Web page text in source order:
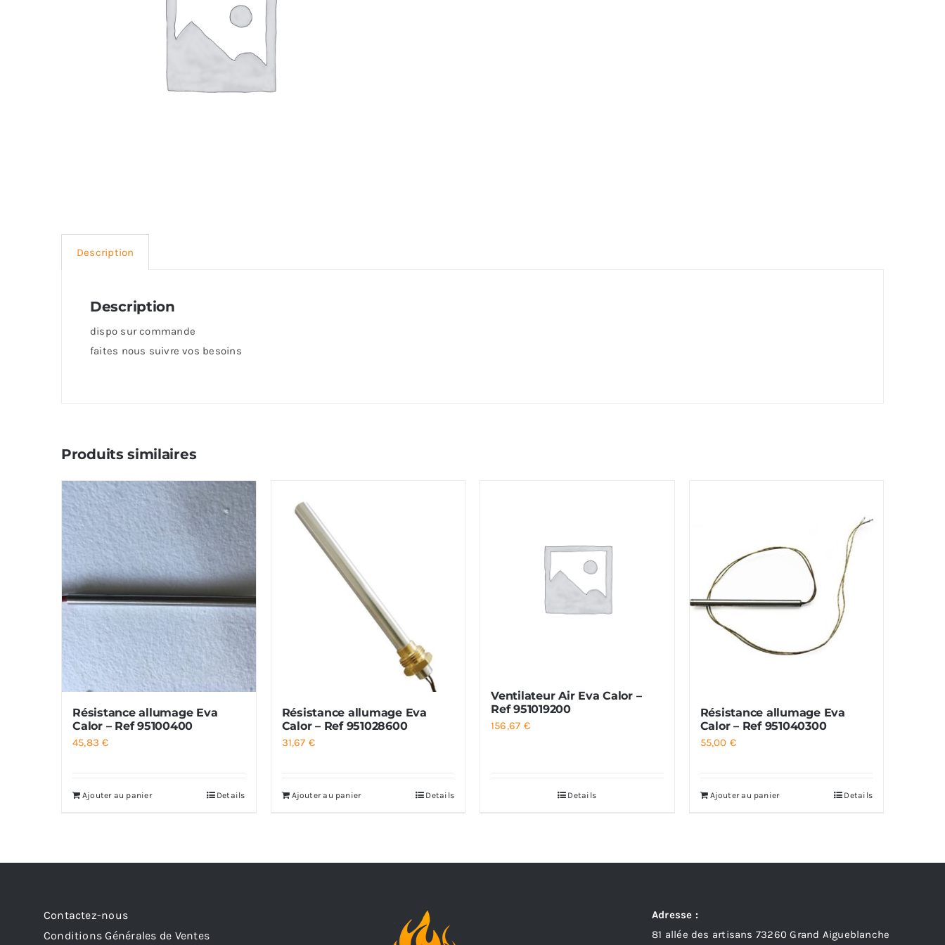
Description
Description
dispo sur commande
faites nous suivre vos besoins
Produits similaires
Résistance allumage Eva
Calor – Ref 95100400
45,83€
Ajouter au panier Details
Résistance allumage Eva
Calor – Ref 951028600
31,67 €
Ajouter au panier Details
Ventilateur Air Eva Calor –
Ref 951019200
156,67 €
Details
Résistance allumage Eva
Calor – Ref 951040300
55,00 €
Ajouter au panier Details
Contactez-nous
Conditions Générales de Ventes
Adresse :
81 allée des artisans 73260 Grand Aigueblanche